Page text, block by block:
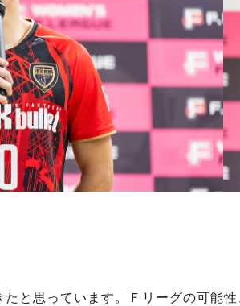
たと思っています。Ｆリーグの可能